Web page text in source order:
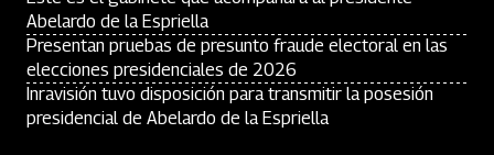
Abelardo de la Espriella
Presentan pruebas de presunto fraude electoral en las
elecciones presidenciales de 2026
Inravisión tuvo disposición para transmitir la posesión
presidencial de Abelardo de la Espriella